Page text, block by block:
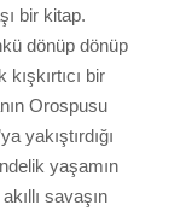
bir kitap.
dönüp dönüp
bir
Orospusu
yakıştırdığı
yaşamın
savaşın